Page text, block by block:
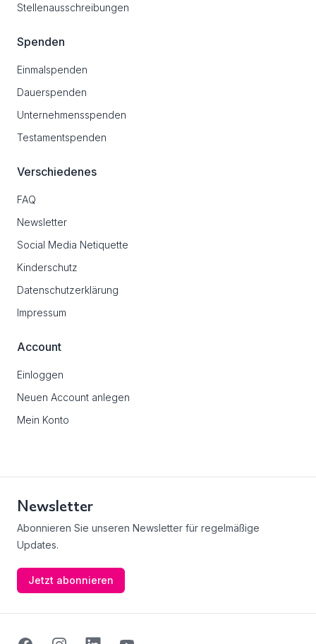
Stellenausschreibungen
Spenden
Einmalspenden
Dauerspenden
Unternehmensspenden
Testamentspenden
Verschiedenes
FAQ
Newsletter
Social Media Netiquette
Kinderschutz
Datenschutzerklärung
Impressum
Account
Einloggen
Neuen Account anlegen
Mein Konto
Newsletter
Abonnieren Sie unseren Newsletter für regelmäßige
Updates.
Jetzt abonnieren